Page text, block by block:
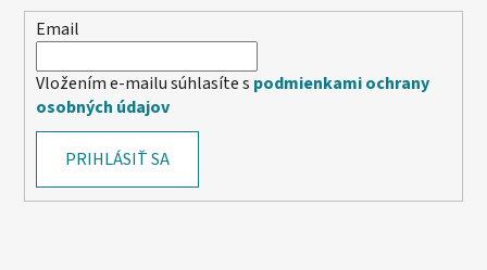
Email
Vložením e-mailu súhlasíte s podmienkami ochrany
osobných údajov
PRIHLÁSIŤ SA